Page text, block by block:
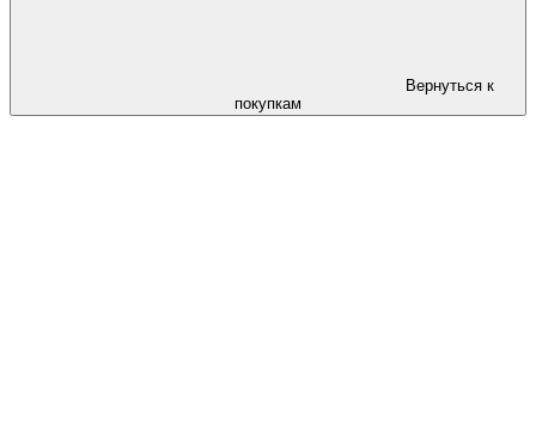
Вернуться к
покупкам